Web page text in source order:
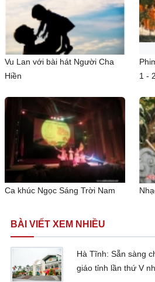
Vu Lan với bài hát Người Cha
Hiền
1 -
Ca khúc Ngọc Sáng Trời Nam
BÀI VIẾT XEM NHIỀU
Hà Tĩnh: Sẵn sàng
giáo tỉnh lần thứ V